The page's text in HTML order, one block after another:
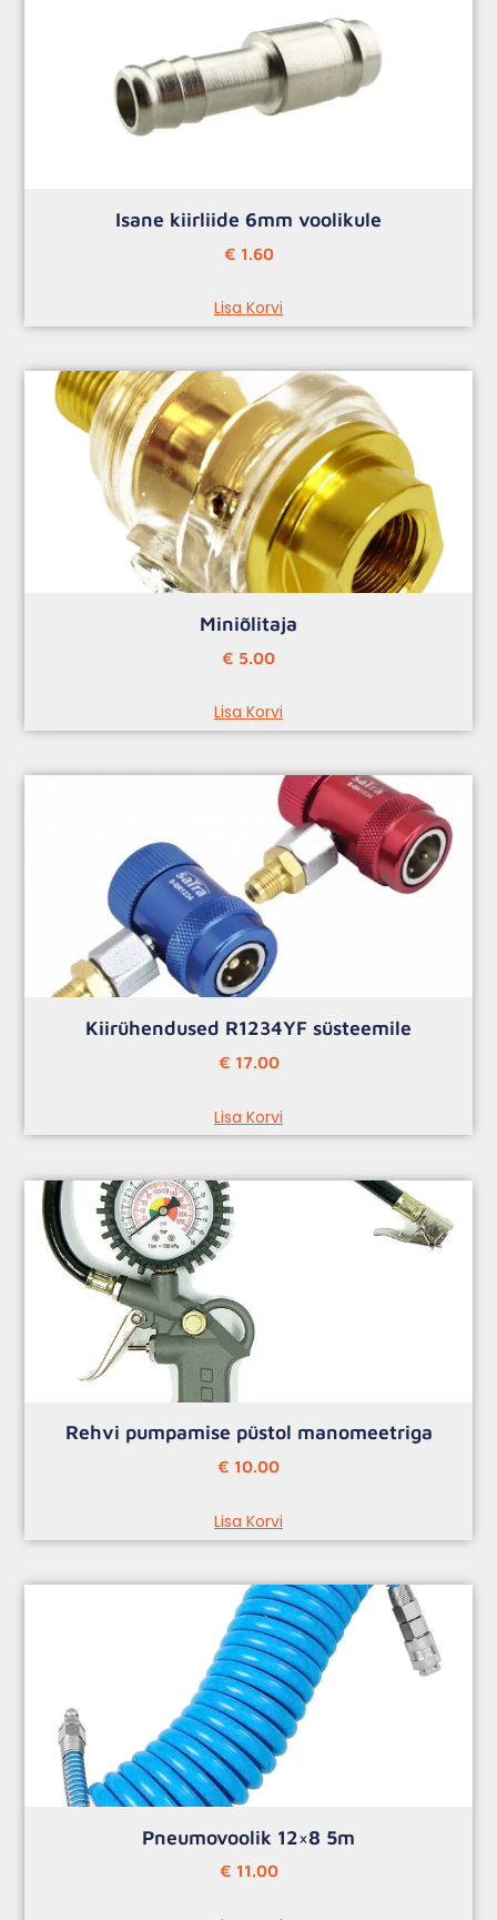
Isane kiirliide 6mm voolikule
€ 1.60
Lisa Korvi
Miniõlitaja
€ 5.00
Lisa Korvi
Kiirühendused R1234YF süsteemile
€ 17.00
Lisa Korvi
Rehvi pumpamise püstol manomeetriga
€ 10.00
Lisa Korvi
Pneumovoolik 12×8 5m
€ 11.00